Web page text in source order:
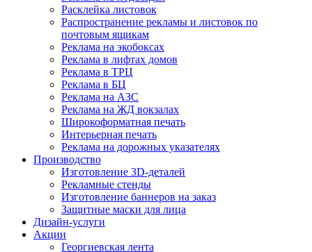
Расклейка листовок
Распространение рекламы и листовок по
почтовым ящикам
Реклама на экобоксах
Реклама в лифтах домов
Реклама в ТРЦ
Реклама в БЦ
Реклама на АЗС
Реклама на ЖД вокзалах
Широкоформатная печать
Интерьерная печать
Реклама на дорожных указателях
Производство
Изготовление 3D-деталей
Рекламные стенды
Изготовление баннеров на заказ
Защитные маски для лица
Дизайн-услуги
Акции
Георгиевская лента